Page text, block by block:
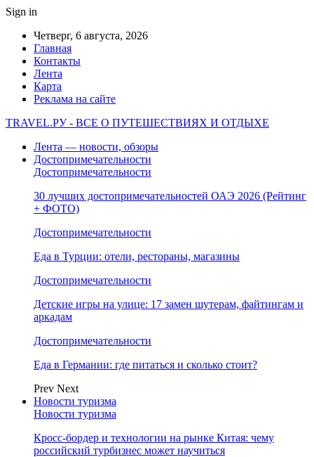
Sign in
Четверг, 6 августа, 2026
Главная
Контакты
Лента
Карта
Реклама на сайте
TRAVEL.РУ - ВСЕ О ПУТЕШЕСТВИЯХ И ОТДЫХЕ
Лента — новости, обзоры
Достопримечательности
Достопримечательности
30 лучших достопримечательностей ОАЭ 2026 (Рейтинг
+ ФОТО)
Достопримечательности
Еда в Турции: отели, рестораны, магазины
Достопримечательности
Детские игры на улице: 17 замен шутерам, файтингам и
аркадам
Достопримечательности
Еда в Германии: где питаться и сколько стоит?
Prev Next
Новости туризма
Новости туризма
Кросс-бордер и технологии на рынке Китая: чему
российский турбизнес может научиться